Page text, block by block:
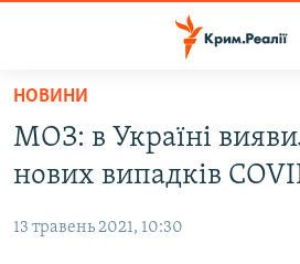
Перейти
основного
матеріалу
до
ПОЛІТИКА
НОВИНИ
МОЗ: в Україні
нових випадків
13 травень 2021, 10:30